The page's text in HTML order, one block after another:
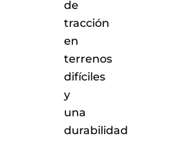
de
tracción
en
terrenos
difíciles
y
una
durabilidad